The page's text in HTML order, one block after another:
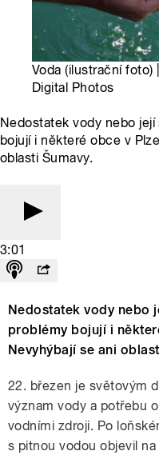
Voda (ilustrační foto)
Digital Photos
Nedostatek vody nebo
bojují i některé obce v
oblasti Šumavy.
3:01
Nedostatek vody nebo
problémy bojují i
Nevyhýbají se ani
22. březen je světovým
význam vody a potřebu
vodními zdroji. Po
s pitnou vodou objevil